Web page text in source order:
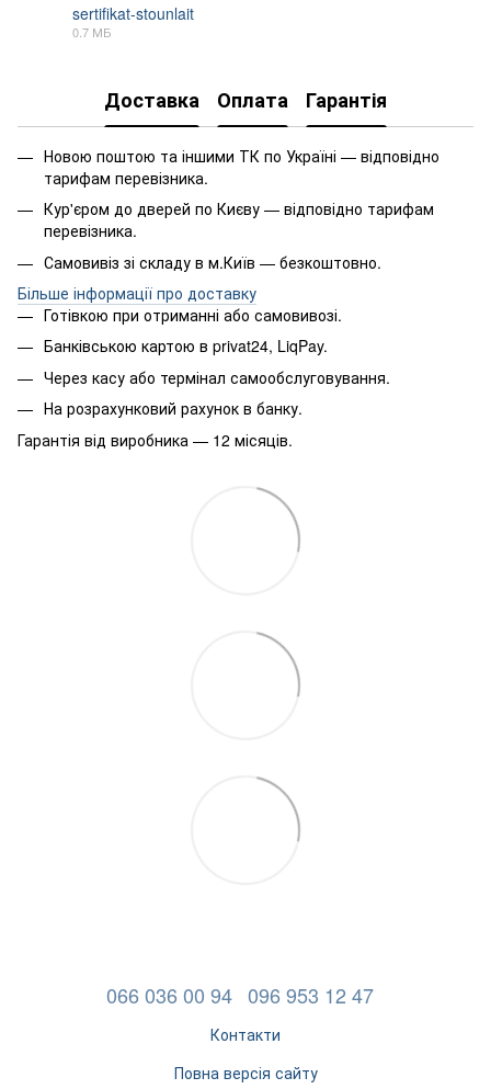
sertifikat-stounlait
0.7 МБ
Доставка Оплата Гарантія
Новою поштою та іншими ТК по Україні — відповідно
тарифам перевізника.
Кур'єром до дверей по Києву — відповідно тарифам
перевізника.
Самовивіз зі складу в м.Київ — безкоштовно.
Більше інформації про доставку
Готівкою при отриманні або самовивозі.
Банківською картою в privat24, LiqPay.
Через касу або термінал самообслуговування.
На розрахунковий рахунок в банку.
Гарантія від виробника — 12 місяців.
066 036 00 94 096 953 12 47
Контакти
Повна версія сайту